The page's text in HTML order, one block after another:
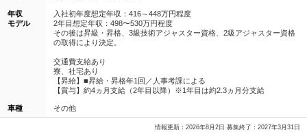
年収
モデル
入社初年度想定年収：416～448万円程度
2年目想定年収：498〜530万円程度
その後は昇級・昇格、3級技術アジャスター資格、2級アジャスター資格
の取得により決定。
交通費支給あり
寮、社宅あり
【昇給】■昇給・昇格年1回／人事考課による
【賞与】約4ヵ月支給（2年目以降）※1年目は約2.3ヵ月分支給
車種 その他
情報更新：2026年8月2日 募集終了：2027年3月31日